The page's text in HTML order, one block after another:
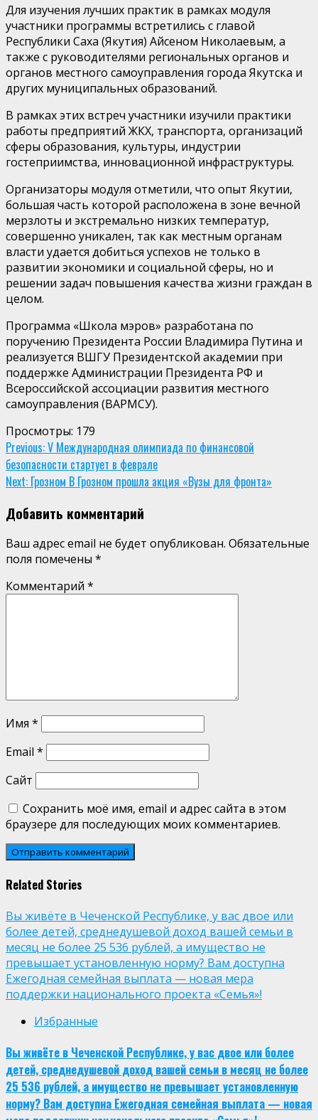
Для изучения лучших практик в рамках модуля
участники программы встретились с главой
Республики Саха (Якутия) Айсеном Николаевым, а
также с руководителями региональных органов и
органов местного самоуправления города Якутска и
других муниципальных образований.
В рамках этих встреч участники изучили практики
работы предприятий ЖКХ, транспорта, организаций
сферы образования, культуры, индустрии
гостеприимства, инновационной инфраструктуры.
Организаторы модуля отметили, что опыт Якутии,
большая часть которой расположена в зоне вечной
мерзлоты и экстремально низких температур,
совершенно уникален, так как местным органам
власти удается добиться успехов не только в
развитии экономики и социальной сферы, но и
решении задач повышения качества жизни граждан в
целом.
Программа «Школа мэров» разработана по
поручению Президента России Владимира Путина и
реализуется ВШГУ Президентской академии при
поддержке Администрации Президента РФ и
Всероссийской ассоциации развития местного
самоуправления (ВАРМСУ).
Просмотры: 179
Continue
Reading
Previous:V Международная олимпиада по финансовой
безопасности стартует в феврале
Next: Грозном В Грозном прошла акция «Вузы для фронта»
Добавить комментарий
Ваш адрес email не будет опубликован. Обязательные
поля помечены *
Комментарий *
Имя *
Email *
Сайт
Сохранить моё имя, email и адрес сайта в этом
браузере для последующих моих комментариев.
Related Stories
Вы живёте в Чеченской Республике, у вас двое или
более детей, среднедушевой доход вашей семьи в
месяц не более 25 536 рублей, а имущество не
превышает установленную норму? Вам доступна
Ежегодная семейная выплата — новая мера
поддержки национального проекта «Семья»!
Избранные
Вы живёте в Чеченской Республике, у вас двое или более
детей, среднедушевой доход вашей семьи в месяц не более
25 536 рублей, а имущество не превышает установленную
норму? Вам доступна Ежегодная семейная выплата — новая